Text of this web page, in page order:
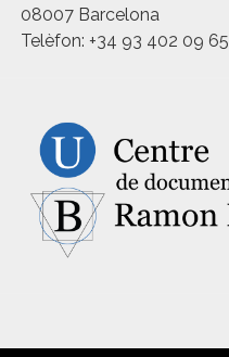
08007 Barcelona
Telèfon: +34 93 402 09 65